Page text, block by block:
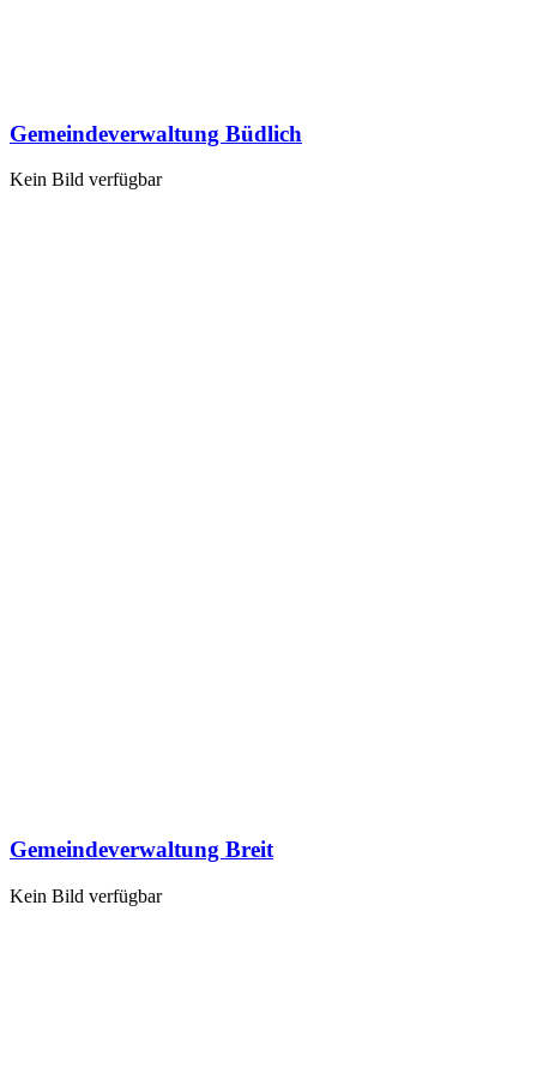
Gemeindeverwaltung Büdlich
Kein Bild verfügbar
Gemeindeverwaltung Breit
Kein Bild verfügbar